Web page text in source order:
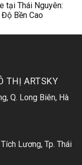
tại Thái Nguyên:
Bền Cao
THỊ ARTSKY
Q. Long Biên, Hà
Lương, Tp. Thái